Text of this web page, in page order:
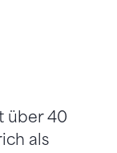
über 40
als